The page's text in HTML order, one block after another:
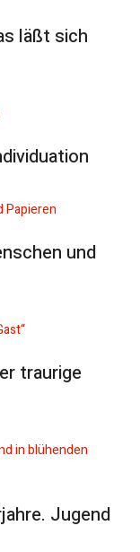
läßt sich
und
traurige
Jugend